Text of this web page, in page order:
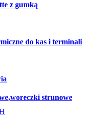
z gumką
do kas i terminali
strunowe